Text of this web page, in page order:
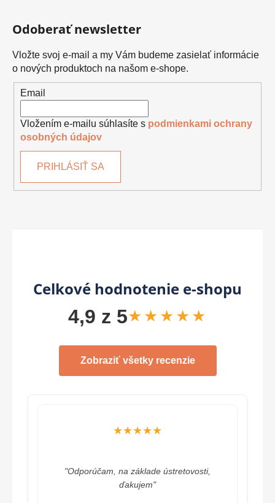
Odoberať newsletter
Vložte svoj e-mail a my Vám budeme zasielať informácie
o nových produktoch na našom e-shope.
Email
Vložením e-mailu súhlasíte s podmienkami ochrany
osobných údajov
PRIHLÁSIŤ SA
Celkové hodnotenie e-shopu
4,9 z 5★★★★★
Zobraziť všetky recenzie
★★★★★
"Odporúčam, na základe ústretovosti,
ďakujem"